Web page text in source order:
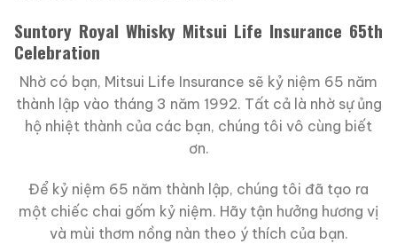
Suntory Royal Whisky Mitsui Life Insurance 65th
Celebration
Nhờ có bạn, Mitsui Life Insurance sẽ kỷ niệm 65 năm
thành lập vào tháng 3 năm 1992. Tất cả là nhờ sự ủng
hộ nhiệt thành của các bạn, chúng tôi vô cùng biết
ơn.
Để kỷ niệm 65 năm thành lập, chúng tôi đã tạo ra
một chiếc chai gốm kỷ niệm. Hãy tận hưởng hương vị
và mùi thơm nồng nàn theo ý thích của bạn.